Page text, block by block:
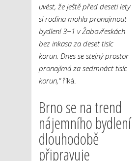
uvést, že ještě před deseti lety
si rodina mohla pronajmout
bydlení 3+1 v Žabovřeskách
bez inkasa za deset tisíc
korun. Dnes se stejný prostor
pronajímá za sedmnáct tisíc
korun,“říká.
Brno se na trend
nájemního bydlení
dlouhodobě
připravuje